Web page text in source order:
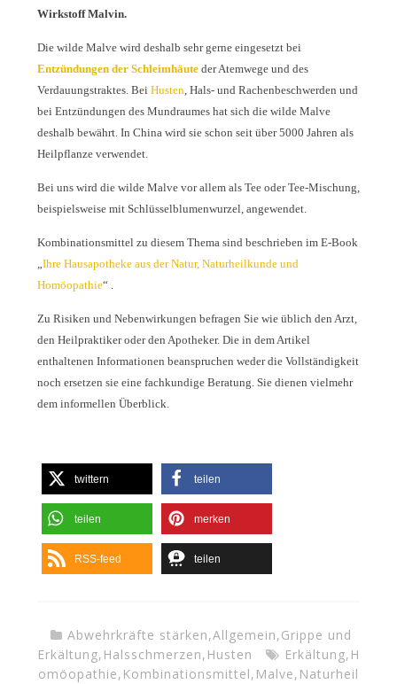
Wirkstoff Malvin.
Die wilde Malve wird deshalb sehr gerne eingesetzt bei
Entzündungen der Schleimhäuteder Atemwege und des
Verdauungstraktes. Bei Husten , Hals- und Rachenbeschwerden und
bei Entzündungen des Mundraumes hat sich die wilde Malve
deshalb bewährt. In China wird sie schon seit über 5000 Jahren als
Heilpflanze verwendet.
Bei uns wird die wilde Malve vor allem als Tee oder Tee-Mischung,
beispielsweise mit Schlüsselblumenwurzel, angewendet.
Kombinationsmittel zu diesem Thema sind beschrieben im E-Book
Ihre Hausapotheke aus der Natur, Naturheilkunde und
Homöopathie“ .
Zu Risiken und Nebenwirkungen befragen Sie wie üblich den Arzt,
den Heilpraktiker oder den Apotheker. Die in dem Artikel
enthaltenen Informationen beanspruchen weder die Vollständigkeit
noch ersetzen sie eine fachkundige Beratung. Sie dienen vielmehr
dem informellen Überblick.
twittern teilen
teilen merken
RSS-feed teilen
Abwehrkräfte stärken,Allgemein,Grippe und
Erkältung, Halsschmerzen, Husten Erkältung, H
omöopathie, Kombinationsmittel, Malve, Naturheil